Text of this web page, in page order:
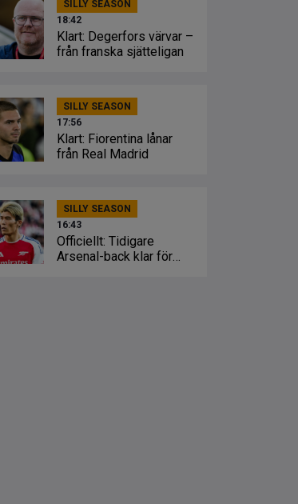
SILLY SEASON
18:42
Klart: Degerfors värvar –
från franska sjätteligan
SILLY SEASON
17:56
Klart: Fiorentina lånar
från Real Madrid
SILLY SEASON
16:43
Officiellt: Tidigare
Arsenal-back klar för